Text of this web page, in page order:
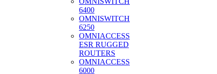
6400
OMNISWITCH
6250
OMNIACCESS
ESR RUGGED
ROUTERS
OMNIACCESS
6000